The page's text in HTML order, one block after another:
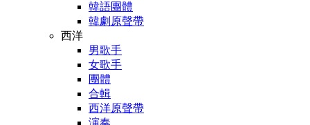
韓語團體
韓劇原聲帶
西洋
男歌手
女歌手
團體
合輯
西洋原聲帶
演奏